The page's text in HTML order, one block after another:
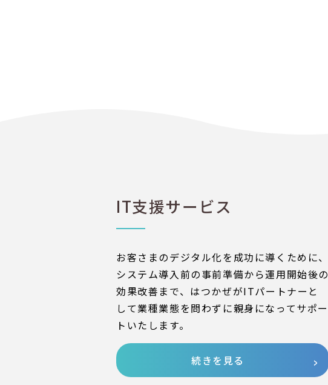
IT支援サービス
お客さまのデジタル化を成功に導くために、
システム導入前の事前準備から運用開始後の
効果改善まで、はつかぜがITパートナーと
して業種業態を問わずに親身になってサポー
トいたします。
続きを見る